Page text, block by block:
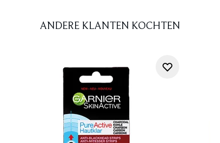
ANDERE KLANTEN KOCHTEN